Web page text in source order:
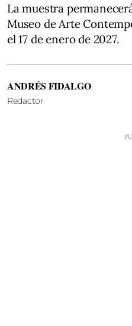
La muestra
Museo de Arte
el 17 de enero de 2027.
ANDRÉS FIDALGO
Redactor